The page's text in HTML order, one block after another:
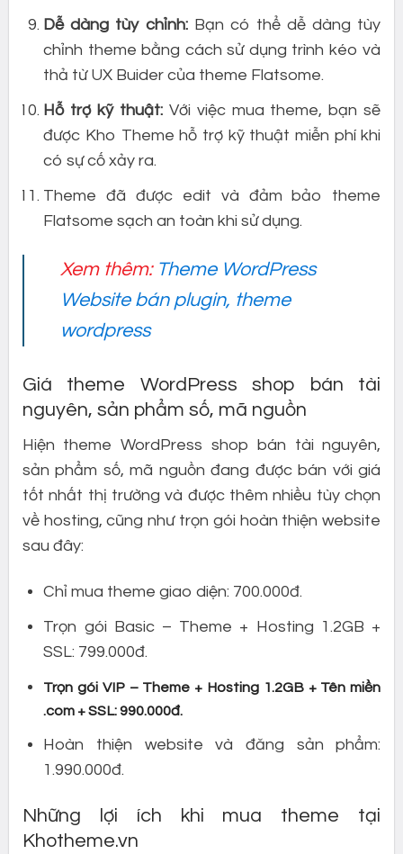
Dễ dàng tùy chỉnh:Bạn có thể dễ dàng tùy
chỉnh theme bằng cách sử dụng trình kéo và
thả từ UX Buider của theme Flatsome.
Hỗ trợ kỹ thuật:Với việc mua theme, bạn sẽ
được Kho Theme hỗ trợ kỹ thuật miễn phí khi
có sự cố xảy ra.
Theme đã được edit và đảm bảo theme
Flatsome sạch an toàn khi sử dụng.
Xem thêm: Theme WordPress
Website bán plugin, theme
wordpress
Giá theme WordPress shop bán tài
nguyên, sản phẩm số, mã nguồn
Hiện theme WordPress shop bán tài nguyên,
sản phẩm số, mã nguồn đang được bán với giá
tốt nhất thị trường và được thêm nhiều tùy chọn
về hosting, cũng như trọn gói hoàn thiện website
sau đây:
Chỉ mua theme giao diện: 700.000đ.
Trọn gói Basic – Theme + Hosting 1.2GB +
SSL: 799.000đ.
Trọn gói VIP – Theme + Hosting 1.2GB + Tên miền
.com + SSL: 990.000đ.
Hoàn thiện website và đăng sản phẩm:
1.990.000đ.
Những lợi ích khi mua theme tại
Khotheme.vn